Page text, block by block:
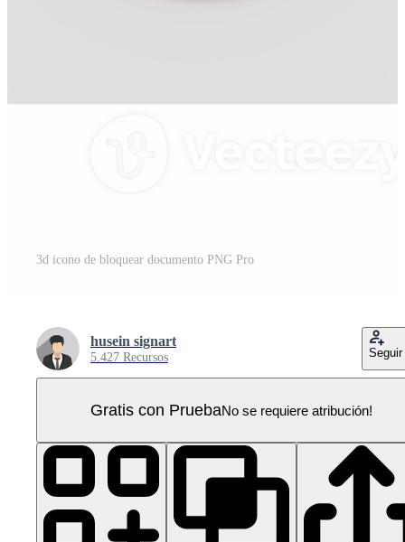
3d icono de bloquear documento PNG Pro
husein signart
5.427 Recursos Seguir
Gratis con PruebaNo se requiere atribución!